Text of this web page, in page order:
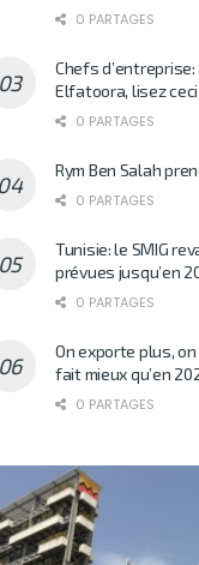
0 PARTAGES
Chefs
Elfatoora, lisez ceci
0 PARTAGES
Rym Ben Salah
0 PARTAGES
Tunisie: le SMIG
prévues jusqu’en
0 PARTAGES
On exporte plus,
fait mieux qu’en
0 PARTAGES